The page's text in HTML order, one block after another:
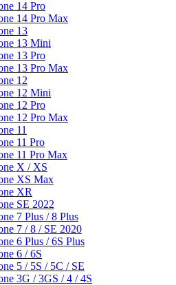
14 Pro
14 Pro Max
13
13 Mini
13 Pro
13 Pro Max
12
12 Mini
12 Pro
12 Pro Max
11
11 Pro
11 Pro Max
X / XS
XS Max
XR
SE 2022
7 Plus / 8 Plus
7 / 8 / SE 2020
6 Plus / 6S Plus
6 / 6S
5 / 5S / 5C / SE
3G / 3GS / 4 / 4S